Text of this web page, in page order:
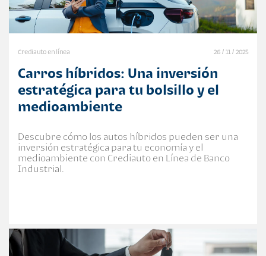
Crediauto en línea 26 / 11 / 2025
Carros híbridos: Una inversión
estratégica para tu bolsillo y el
medioambiente
Descubre cómo los autos híbridos pueden ser una
inversión estratégica para tu economía y el
medioambiente con Crediauto en Línea de Banco
Industrial.